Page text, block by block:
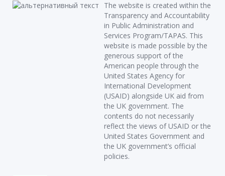
The website is created within the
Transparency and Accountability
in Public Administration and
Services Program/TAPAS. This
website is made possible by the
generous support of the
American people through the
United States Agency for
International Development
(USAID) alongside UK aid from
the UK government. The
contents do not necessarily
reflect the views of USAID or the
United States Government and
the UK government’s official
policies.